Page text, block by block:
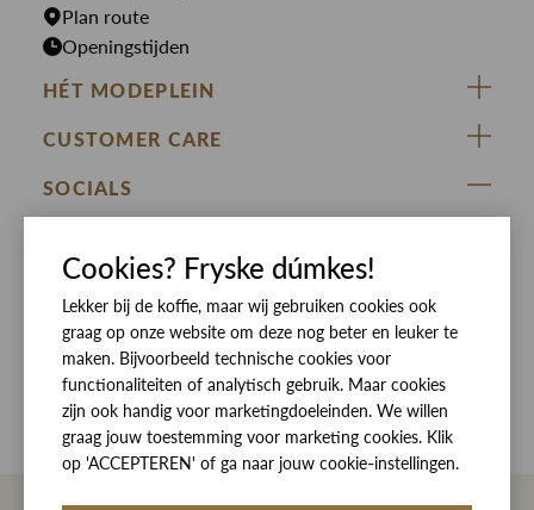
Plan route
Openingstijden
HÉT MODEPLEIN
ZIJ VAN RINSMA
DE HEEREN VAN RINSMA
RINSMA.CONCEPTS
Eten en drinken
Openingstijden
Werken bij RINSMA
CUSTOMER CARE
Veelgestelde vragen
Betaalmethoden
Bezorgen
Contact
Reviews
SOCIALS
Cookies? Fryske dúmkes!
Lekker bij de koffie, maar wij gebruiken cookies ook
graag op onze website om deze nog beter en leuker te
maken. Bijvoorbeeld technische cookies voor
functionaliteiten of analytisch gebruik. Maar cookies
zijn ook handig voor marketingdoeleinden. We willen
graag jouw toestemming voor marketing cookies. Klik
op 'ACCEPTEREN' of ga naar jouw cookie-instellingen.